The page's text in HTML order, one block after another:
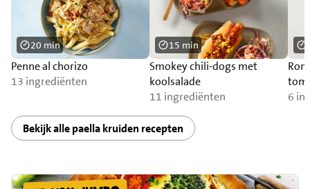
Penne al chorizo
13 ingrediënten
20 min
Smokey chili-dogs met
koolsalade
11 ingrediënten
15 min
6
Bekijk alle paella kruiden recepten